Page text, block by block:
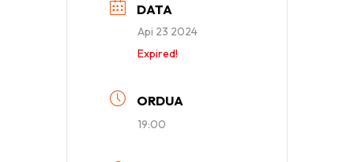
DATA
Api 23 2024
Expired!
ORDUA
19:00